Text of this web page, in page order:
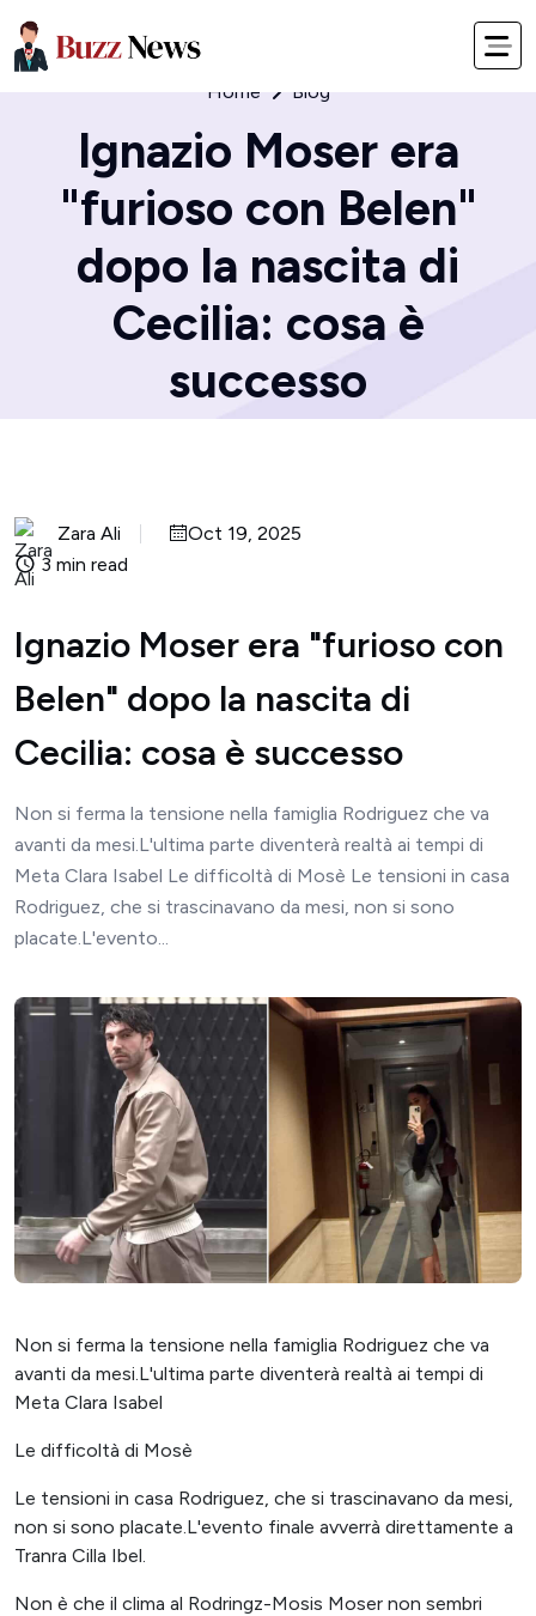
Home Blog
Ignazio Moser era
"furioso con Belen"
dopo la nascita di
Cecilia: cosa è
successo
Zara Ali
Oct 19, 2025
3 min read
Ignazio Moser era "furioso con
Belen" dopo la nascita di
Cecilia: cosa è successo
Non si ferma la tensione nella famiglia Rodriguez che va
avanti da mesi.L'ultima parte diventerà realtà ai tempi di
Meta Clara Isabel Le difficoltà di Mosè Le tensioni in casa
Rodriguez, che si trascinavano da mesi, non si sono
placate.L'evento...
Non si ferma la tensione nella famiglia Rodriguez che va
avanti da mesi.L'ultima parte diventerà realtà ai tempi di
Meta Clara Isabel
Le difficoltà di Mosè
Le tensioni in casa Rodriguez, che si trascinavano da mesi,
non si sono placate.L'evento finale avverrà direttamente a
Tranra Cilla Ibel.
Non è che il clima al Rodringz-Mosis Moser non sembri